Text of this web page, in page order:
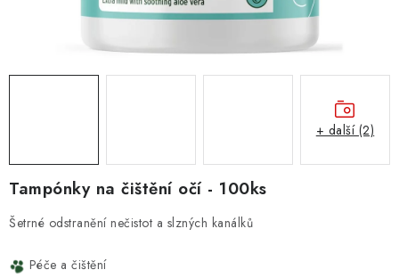
PŘIHLÁSIT SE
Kontakty
Hodnocení obchodu
Obchodní podmínky
Doprava a platba
Tampónky na čištění očí - 100ks
Šetrné odstranění nečistot a slzných kanálků
Péče a čištění
+ další (2)